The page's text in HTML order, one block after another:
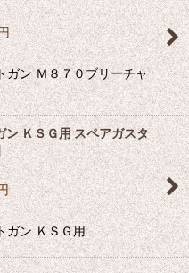
ガン Ｍ８７０ブリーチャ
ン ＫＳＧ用 スペアガスタ
ガン ＫＳＧ用